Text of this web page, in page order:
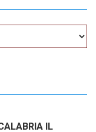
IL